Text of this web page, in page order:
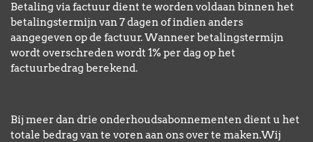
Betaling via factuur dient te worden voldaan binnen het
betalingstermijn van 7 dagen of indien anders
aangegeven op de factuur. Wanneer betalingstermijn
wordt overschreden wordt 1% per dag op het
factuurbedrag berekend.
Bij meer dan drie onderhoudsabonnementen dient u het
totale bedrag van te voren aan ons over te maken.Wij